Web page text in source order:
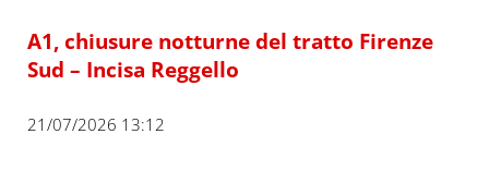
A1, chiusure notturne del tratto Firenze
Sud – Incisa Reggello
21/07/2026 13:12